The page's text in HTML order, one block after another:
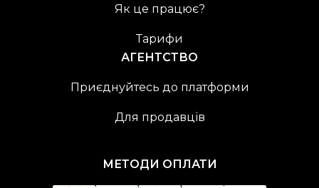
Як це працює?
Тарифи
АГЕНТСТВО
Приєднуйтесь до платформи
Для продавців
МЕТОДИ ОПЛАТИ